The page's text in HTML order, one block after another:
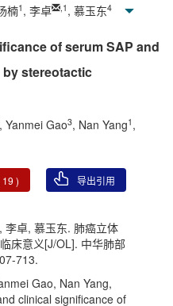
楠1 , 李卓 1 , 慕玉东4
of serum SAP and
by stereotactic
, Yanmei Gao3, Nan Yang1 ,
19 ) 导出引用
李卓, 慕玉东. 肺癌立体
床意义[J/OL]. 中华肺部
713.
Gao, Nan Yang,
clinical significance of